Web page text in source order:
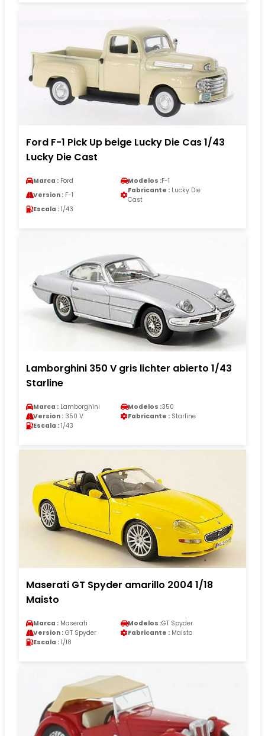
Ford F-1 Pick Up beige Lucky Die Cas 1/43
Lucky Die Cast
Marca : Ford Modelos :F-1
Version : F-1
Fabricante : Lucky Die
Cast
Escala : 1/43
Lamborghini 350 V gris lichter abierto 1/43
Starline
Marca : Lamborghini Modelos :350
Version : 350 V Fabricante : Starline
Escala : 1/43
Maserati GT Spyder amarillo 2004 1/18
Maisto
Marca : Maserati Modelos :GT Spyder
Version : GT Spyder Fabricante : Maisto
Escala : 1/18